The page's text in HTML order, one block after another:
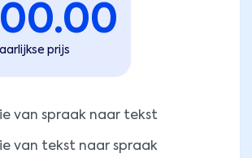
prijs
van spraak naar tekst
van tekst naar spraak